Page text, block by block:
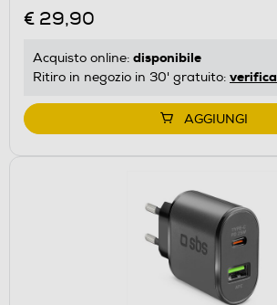
€ 29,90
Acquisto online: disponibile
Ritiro in negozio in 30' gratuito: verifica
AGGIUNGI